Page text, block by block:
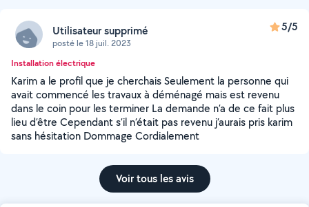
Utilisateur supprimé
posté le 18 juil. 2023
5/5
Installation électrique
Karim a le profil que je cherchais Seulement la personne qui
avait commencé les travaux à déménagé mais est revenu
dans le coin pour les terminer La demande n’a de ce fait plus
lieu d’être Cependant s’il n’était pas revenu j’aurais pris karim
sans hésitation Dommage Cordialement
Voir tous les avis